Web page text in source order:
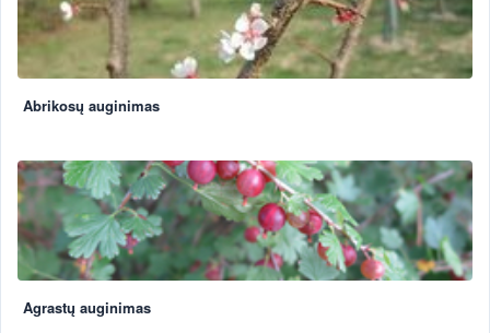
Abrikosų auginimas
Agrastų auginimas